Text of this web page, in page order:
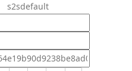
s2sdefault